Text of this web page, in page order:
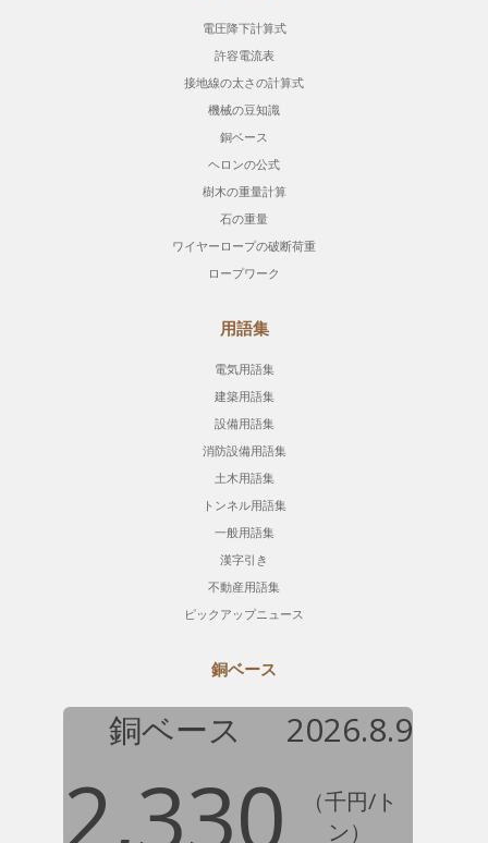
電圧降下計算式
許容電流表
接地線の太さの計算式
機械の豆知識
銅ベース
ヘロンの公式
樹木の重量計算
石の重量
ワイヤーロープの破断荷重
ロープワーク
用語集
電気用語集
建築用語集
設備用語集
消防設備用語集
土木用語集
トンネル用語集
一般用語集
漢字引き
不動産用語集
ピックアップニュース
銅ベース
銅ベース 2026.8.9
2,330
（千円/ト
ン）